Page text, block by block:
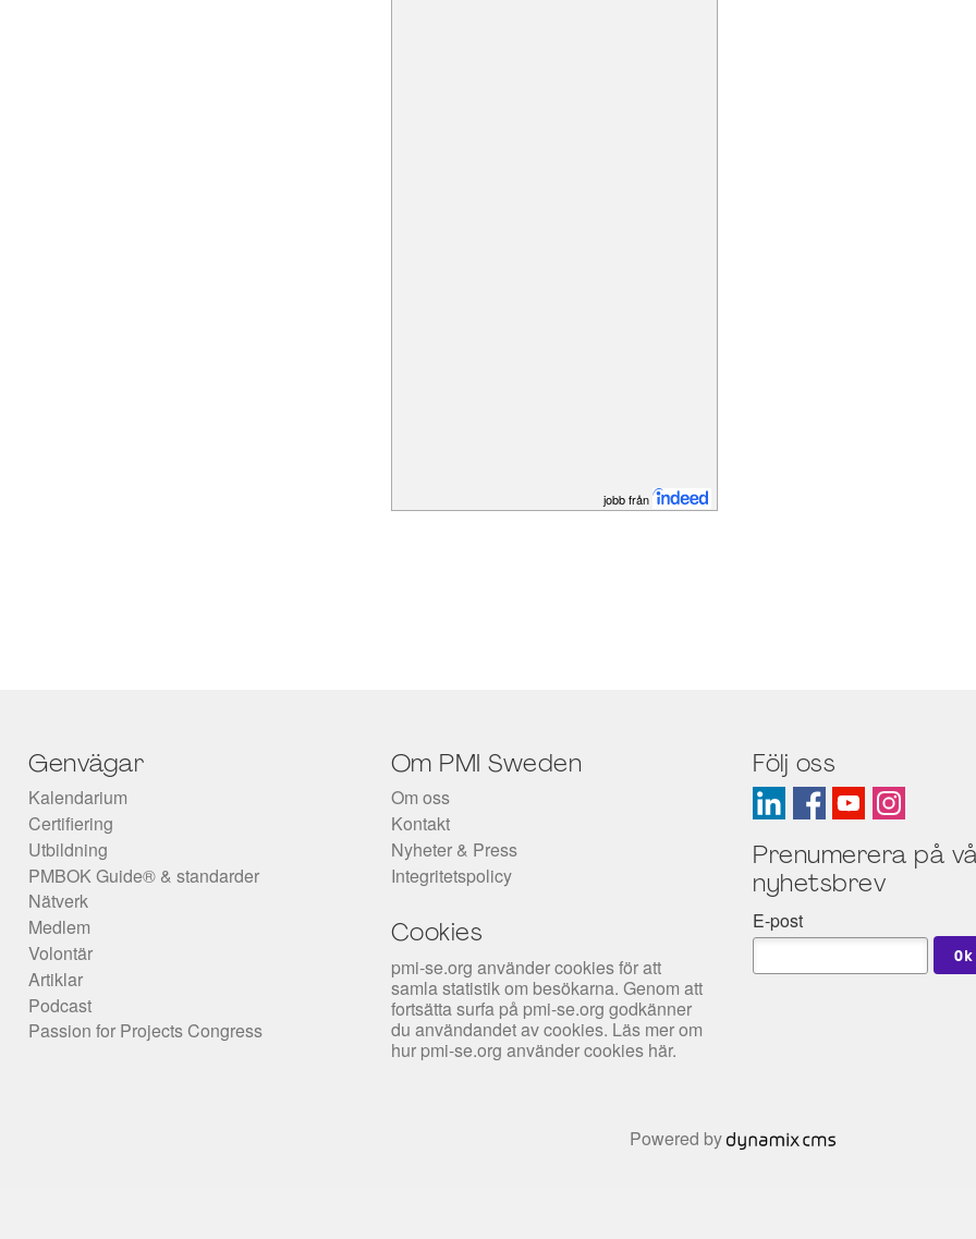
jobb från
Genvägar
Kalendarium
Certifiering
Utbildning
PMBOK Guide® & standarder
Nätverk
Medlem
Volontär
Artiklar
Podcast
Passion for Projects Congress
Om PMI Sweden
Om oss
Kontakt
Nyheter & Press
Integritetspolicy
Cookies
pmi-se.org använder cookies för att
samla statistik om besökarna. Genom att
fortsätta surfa på pmi-se.org godkänner
du användandet av cookies. Läs mer om
hur pmi-se.org använder cookies här.
Följ oss
Prenumerera på
nyhetsbrev
E-post
Powered by